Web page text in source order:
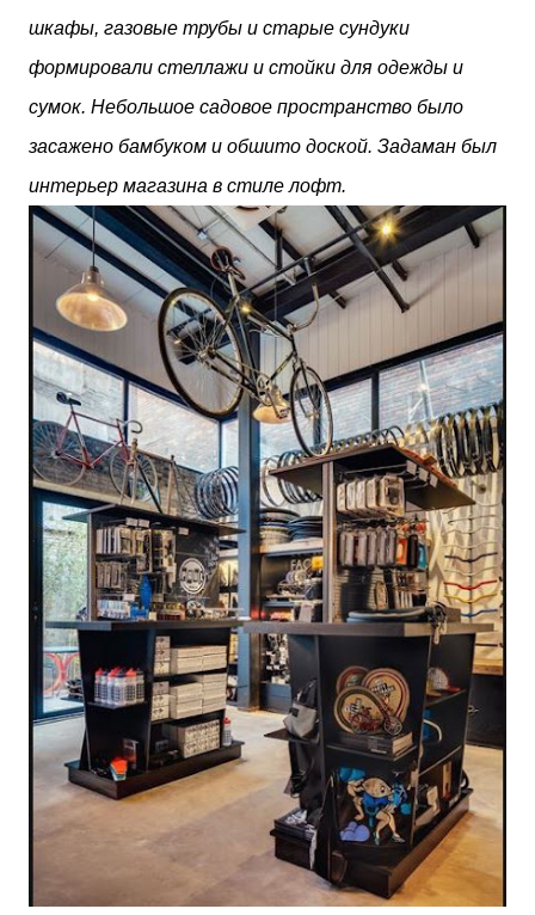
шкафы, газовые трубы и старые сундуки
формировали стеллажи и стойки для одежды и
сумок. Небольшое садовое пространство было
засажено бамбуком и обшито доской. Задаман был
интерьер магазина в стиле лофт.